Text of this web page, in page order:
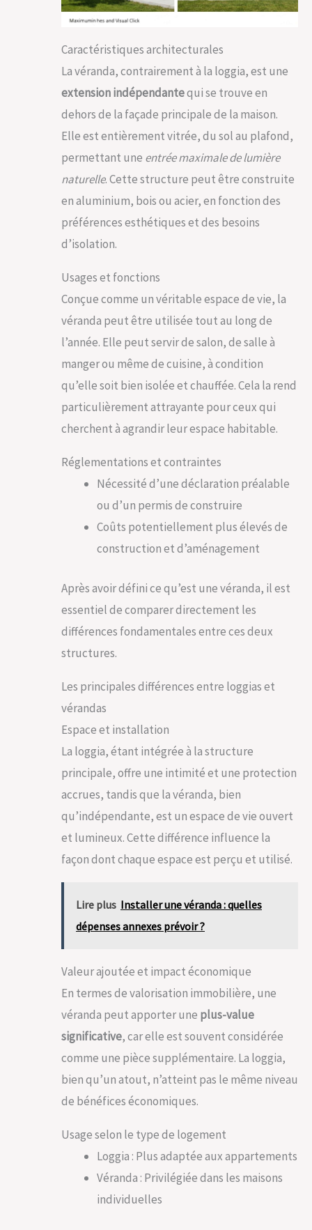
Caractéristiques architecturales
La véranda, contrairement à la loggia, est une
extension indépendantequi se trouve en
dehors de la façade principale de la maison.
Elle est entièrement vitrée, du sol au plafond,
permettant une entrée maximale de lumière
naturelle. Cette structure peut être construite
en aluminium, bois ou acier, en fonction des
préférences esthétiques et des besoins
d’isolation.
Usages et fonctions
Conçue comme un véritable espace de vie, la
véranda peut être utilisée tout au long de
l’année. Elle peut servir de salon, de salle à
manger ou même de cuisine, à condition
qu’elle soit bien isolée et chauffée. Cela la rend
particulièrement attrayante pour ceux qui
cherchent à agrandir leur espace habitable.
Réglementations et contraintes
Nécessité d’une déclaration préalable
ou d’un permis de construire
Coûts potentiellement plus élevés de
construction et d’aménagement
Après avoir défini ce qu’est une véranda, il est
essentiel de comparer directement les
différences fondamentales entre ces deux
structures.
Les principales différences entre loggias et
vérandas
Espace et installation
La loggia, étant intégrée à la structure
principale, offre une intimité et une protection
accrues, tandis que la véranda, bien
qu’indépendante, est un espace de vie ouvert
et lumineux. Cette différence influence la
façon dont chaque espace est perçu et utilisé.
Lire plus Installer une véranda : quelles
dépenses annexes prévoir ?
Valeur ajoutée et impact économique
En termes de valorisation immobilière, une
véranda peut apporter une plus-value
significative, car elle est souvent considérée
comme une pièce supplémentaire. La loggia,
bien qu’un atout, n’atteint pas le même niveau
de bénéfices économiques.
Usage selon le type de logement
Loggia : Plus adaptée aux appartements
Véranda : Privilégiée dans les maisons
individuelles